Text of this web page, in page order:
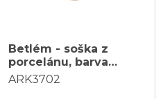
Betlém - soška z
porcelánu, barva
béžová
ARK3702